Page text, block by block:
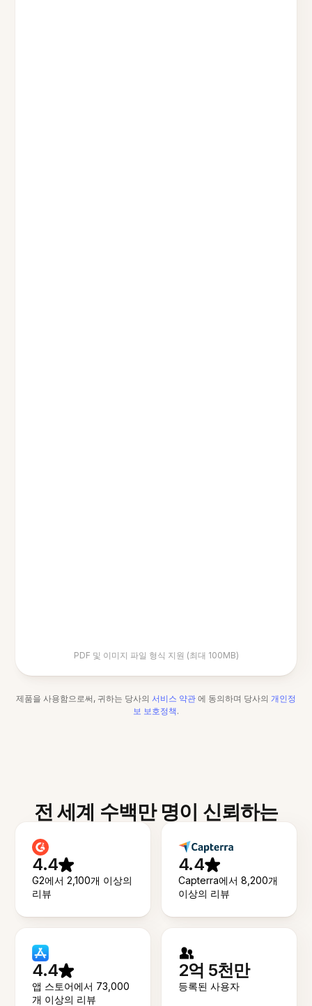
PDF 및 이미지 파일 형식 지원 (최대 100MB)
제품을 사용함으로써, 귀하는 당사의 서비스 약관 에 동의하며 당사의 개인정
보 보호정책.
전 세계 수백만 명이 신뢰하는
4.4
G2에서 2,100개 이상의
리뷰
4.4
Capterra에서 8,200개
이상의 리뷰
4.4
앱 스토어에서 73,000
개 이상의 리뷰
2억 5천만
등록된 사용자